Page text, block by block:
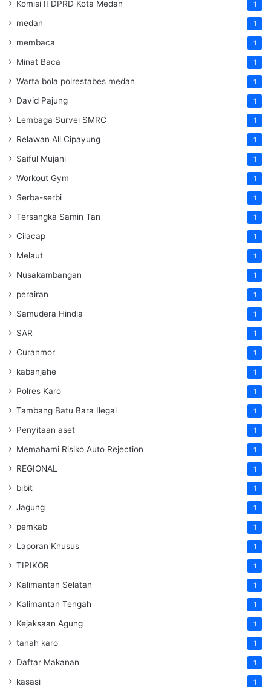
Komisi II DPRD Kota Medan 1
medan 1
membaca 1
Minat Baca 1
Warta bola polrestabes medan 1
David Pajung 1
Lembaga Survei SMRC 1
Relawan All Cipayung 1
Saiful Mujani 1
Workout Gym 1
Serba-serbi 1
Tersangka Samin Tan 1
Cilacap 1
Melaut 1
Nusakambangan 1
perairan 1
Samudera Hindia 1
SAR 1
Curanmor 1
kabanjahe 1
Polres Karo 1
Tambang Batu Bara Ilegal 1
Penyitaan aset 1
Memahami Risiko Auto Rejection 1
REGIONAL 1
bibit 1
Jagung 1
pemkab 1
Laporan Khusus 1
TIPIKOR 1
Kalimantan Selatan 1
Kalimantan Tengah 1
Kejaksaan Agung 1
tanah karo 1
Daftar Makanan 1
kasasi 1